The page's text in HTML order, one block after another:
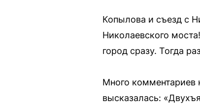
Копылова и съезд с
Николаевского
город сразу. Тогда
Много комментариев
высказалась: